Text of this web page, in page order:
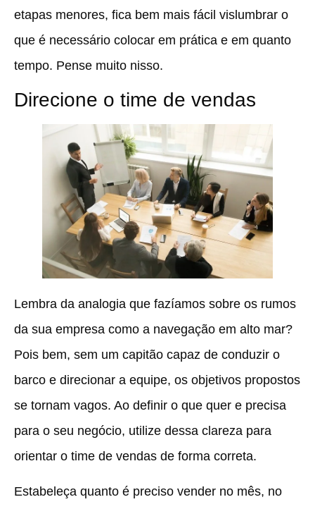
etapas menores, fica bem mais fácil vislumbrar o
que é necessário colocar em prática e em quanto
tempo. Pense muito nisso.
Direcione o time de vendas
Lembra da analogia que fazíamos sobre os rumos
da sua empresa como a navegação em alto mar?
Pois bem, sem um capitão capaz de conduzir o
barco e direcionar a equipe, os objetivos propostos
se tornam vagos. Ao definir o que quer e precisa
para o seu negócio, utilize dessa clareza para
orientar o time de vendas de forma correta.
Estabeleça quanto é preciso vender no mês, no